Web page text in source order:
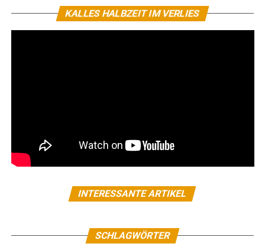
KALLES HALBZEIT IM VERLIES
INTERESSANTE ARTIKEL
SCHLAGWÖRTER